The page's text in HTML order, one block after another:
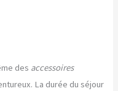
des accessoires
La durée du séjour